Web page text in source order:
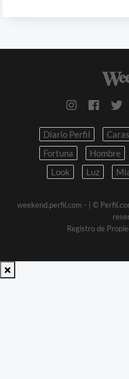
Diario Perfil Caras
Fortuna
Hombre
Look
Luz
weekend.perfil.com -
| ©
Registro de